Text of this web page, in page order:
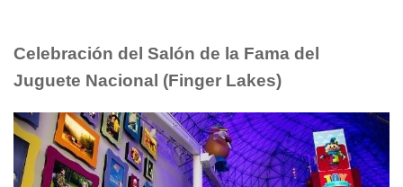
Celebración del Salón de la Fama del
Juguete Nacional (Finger Lakes)